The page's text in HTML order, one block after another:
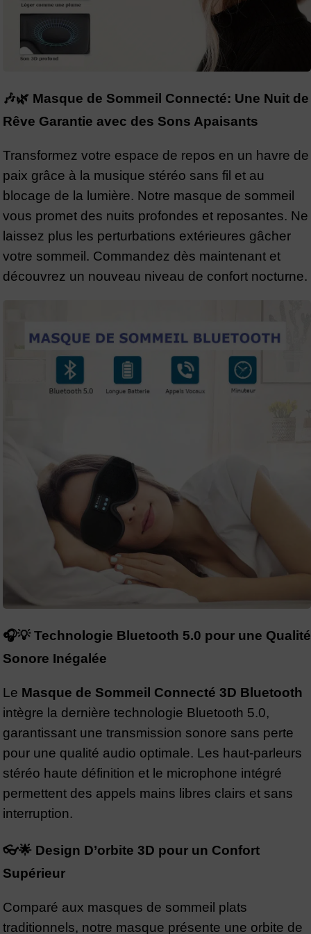
🎶🌿 Masque de Sommeil Connecté: Une Nuit de
Rêve Garantie avec des Sons Apaisants
Transformez votre espace de repos en un havre de
paix grâce à la musique stéréo sans fil et au
blocage de la lumière. Notre masque de sommeil
vous promet des nuits profondes et reposantes. Ne
laissez plus les perturbations extérieures gâcher
votre sommeil. Commandez dès maintenant et
découvrez un nouveau niveau de confort nocturne.
🎧💡 Technologie Bluetooth 5.0 pour une Qualité
Sonore Inégalée
Le Masque de Sommeil Connecté 3D Bluetooth
intègre la dernière technologie Bluetooth 5.0,
garantissant une transmission sonore sans perte
pour une qualité audio optimale. Les haut-parleurs
stéréo haute définition et le microphone intégré
permettent des appels mains libres clairs et sans
interruption.
👓🌟 Design D’orbite 3D pour un Confort
Supérieur
Comparé aux masques de sommeil plats
traditionnels, notre masque présente une orbite de